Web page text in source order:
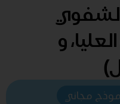
الشفوي
و
مجاني